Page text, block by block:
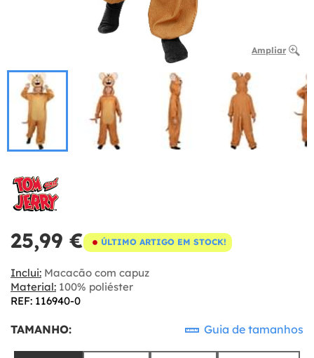
Ampliar
25,99 € ÚLTIMO ARTIGO EM STOCK!
Inclui: Macacão com capuz
Material: 100% poliéster
REF: 116940-0
TAMANHO: Guia de tamanhos